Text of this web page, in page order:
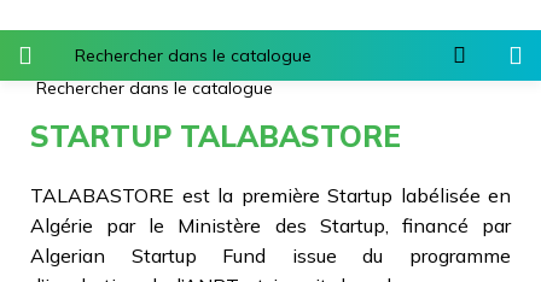
STARTUP TALABASTORE
TALABASTORE est la première Startup labélisée en
Algérie par le Ministère des Startup, financé par
Algerian Startup Fund issue du programme